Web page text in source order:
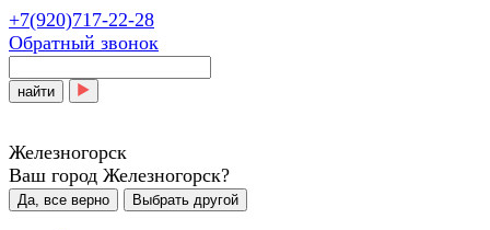
+7(920)717-22-28
Обратный звонок
найти
Железногорск
Ваш город Железногорск?
Да, все верно Выбрать другой